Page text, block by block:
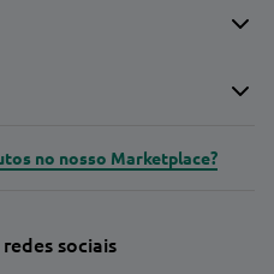
no nosso Marketplace?
sociais